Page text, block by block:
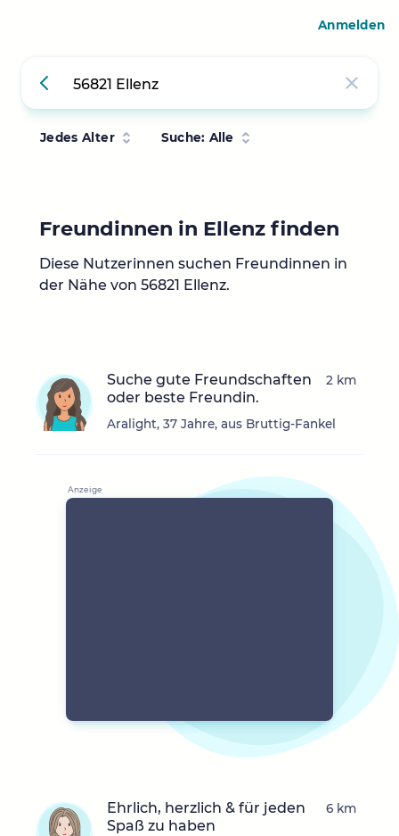
Jedes Alter Suche: Alle
Freundinnen in Ellenz finden
Diese Nutzerinnen suchen Freundinnen in
der Nähe von 56821 Ellenz.
Suche gute Freundschaften
oder beste Freundin.
Aralight, 37 Jahre, aus Bruttig-Fankel
2 km
Ehrlich, herzlich & für jeden
Spaß zu haben
6 km
Anmelden